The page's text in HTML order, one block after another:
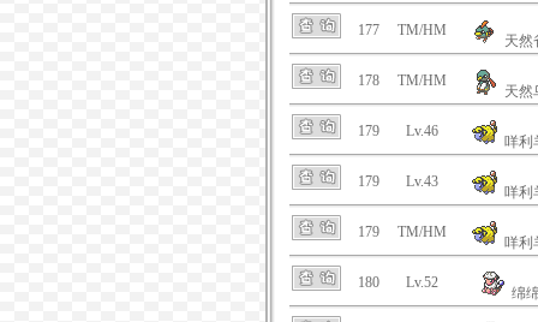
177 TM/HM
天然
178 TM/HM
天然
179 Lv.46
咩利
179 Lv.43
咩利
179 TM/HM
咩利
180 Lv.52
绵